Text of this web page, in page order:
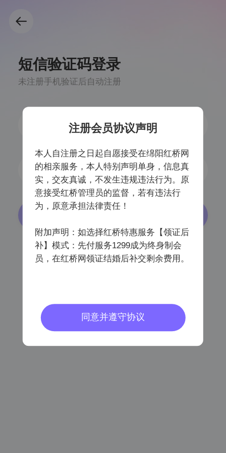
短信验证码登录
未注册手机验证后自动注册
获取验证码
已阅读同意《会员注册协议》《个人信息保护协议》
密码登录
注册会员协议声明
本人自注册之日起自愿接受在绵阳红桥网
的相亲服务，本人特别声明单身，信息真
实，交友真诚，不发生违规违法行为。原
意接受红桥管理员的监督，若有违法行
为，原意承担法律责任！
附加声明：如选择红桥特惠服务【领证后
补】模式：先付服务1299成为终身制会
员，在红桥网领证结婚后补交剩余费用。
同意并遵守协议